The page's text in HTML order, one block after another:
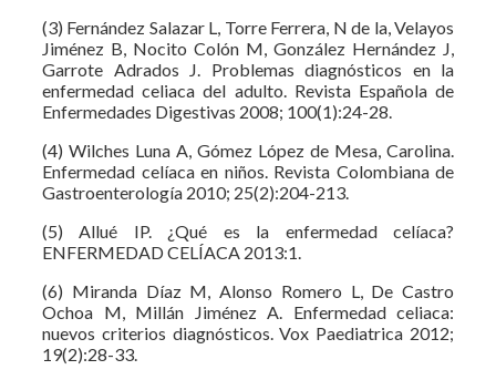
(3) Fernández Salazar L, Torre Ferrera, N de la, Velayos
Jiménez B, Nocito Colón M, González Hernández J,
Garrote Adrados J. Problemas diagnósticos en la
enfermedad celiaca del adulto. Revista Española de
Enfermedades Digestivas 2008; 100(1):24-28.
(4) Wilches Luna A, Gómez López de Mesa, Carolina.
Enfermedad celíaca en niños. Revista Colombiana de
Gastroenterología 2010; 25(2):204-213.
(5) Allué IP. ¿Qué es la enfermedad celíaca?
ENFERMEDAD CELÍACA 2013:1.
(6) Miranda Díaz M, Alonso Romero L, De Castro
Ochoa M, Millán Jiménez A. Enfermedad celiaca:
nuevos criterios diagnósticos. Vox Paediatrica 2012;
19(2):28-33.